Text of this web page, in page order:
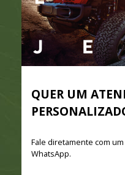
QUER UM
Fale diretamente com
WhatsApp.